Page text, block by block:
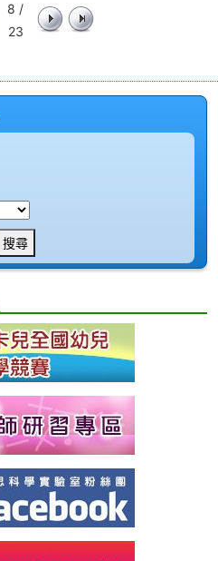
8 /
23
搜尋